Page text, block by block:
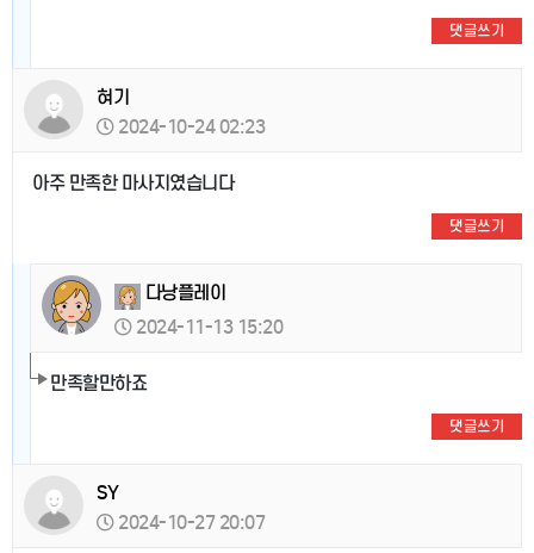
댓글쓰기
혀기
2024-10-24 02:23
아주 만족한 마사지였습니다
댓글쓰기
다낭플레이
2024-11-13 15:20
만족할만하죠
댓글쓰기
SY
2024-10-27 20:07